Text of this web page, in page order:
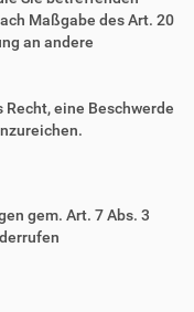
Maßgabe des Art. 20
an andere
Recht, eine Beschwerde
gem. Art. 7 Abs. 3